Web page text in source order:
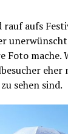
rauf aufs
Foto mache.
sehen sind.